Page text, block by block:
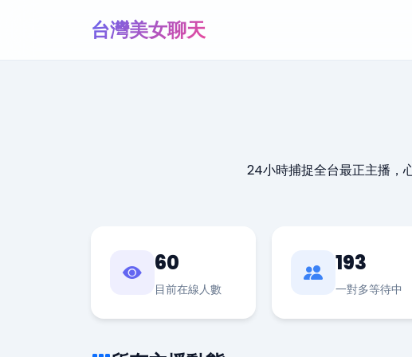
台灣美女聊天
24小時捕捉全台最正主播，
60
目前在線人數
193
一對多等待中